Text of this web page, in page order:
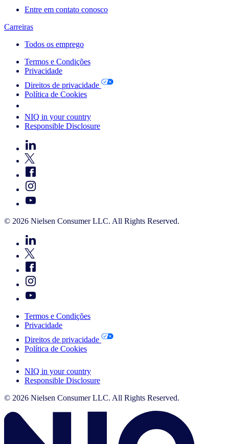
Entre em contato conosco
Carreiras
Todos os emprego
Termos e Condições
Privacidade
Direitos de privacidade
Política de Cookies
NIQ in your country
Responsible Disclosure
© 2026 Nielsen Consumer LLC. All Rights Reserved.
Termos e Condições
Privacidade
Direitos de privacidade
Política de Cookies
NIQ in your country
Responsible Disclosure
© 2026 Nielsen Consumer LLC. All Rights Reserved.